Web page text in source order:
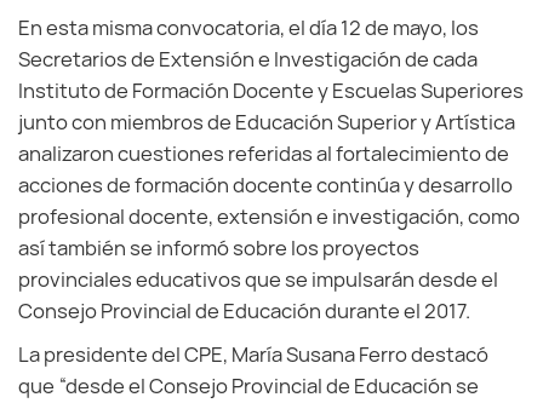
En esta misma convocatoria, el día 12 de mayo, los
Secretarios de Extensión e Investigación de cada
Instituto de Formación Docente y Escuelas Superiores
junto con miembros de Educación Superior y Artística
analizaron cuestiones referidas al fortalecimiento de
acciones de formación docente continúa y desarrollo
profesional docente, extensión e investigación, como
así también se informó sobre los proyectos
provinciales educativos que se impulsarán desde el
Consejo Provincial de Educación durante el 2017.
La presidente del CPE, María Susana Ferro destacó
que “desde el Consejo Provincial de Educación se